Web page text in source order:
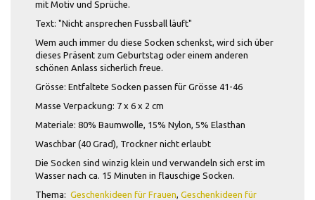
mit Motiv und Sprüche.
Text: "Nicht ansprechen Fussball läuft"
Wem auch immer du diese Socken schenkst, wird sich über
dieses Präsent zum Geburtstag oder einem anderen
schönen Anlass sicherlich freue.
Grösse: Entfaltete Socken passen für Grösse 41-46
Masse Verpackung: 7 x 6 x 2 cm
Materiale: 80% Baumwolle, 15% Nylon, 5% Elasthan
Waschbar (40 Grad), Trockner nicht erlaubt
Die Socken sind winzig klein und verwandeln sich erst im
Wasser nach ca. 15 Minuten in flauschige Socken.
Thema: Geschenkideen für Frauen, Geschenkideen für